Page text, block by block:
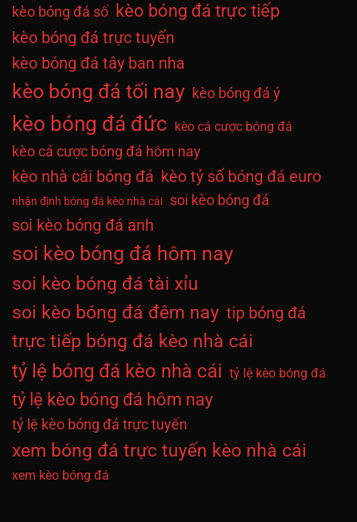
kèo bóng đá số kèo bóng đá trực tiếp
kèo bóng đá trực tuyến
kèo bóng đá tây ban nha
kèo bóng đá tối nay kèo bóng đá ý
kèo bóng đá đức kèo cá cược bóng đá
kèo cá cược bóng đá hôm nay
kèo nhà cái bóng đá kèo tỷ số bóng đá euro
nhận định bóng đá kèo nhà cái soi kèo bóng đá
soi kèo bóng đá anh
soi kèo bóng đá hôm nay
soi kèo bóng đá tài xỉu
soi kèo bóng đá đêm nay tip bóng đá
trực tiếp bóng đá kèo nhà cái
tỷ lệ bóng đá kèo nhà cái tỷ lệ kèo bóng đá
tỷ lệ kèo bóng đá hôm nay
tỷ lệ kèo bóng đá trực tuyến
xem bóng đá trực tuyến kèo nhà cái
xem kèo bóng đá